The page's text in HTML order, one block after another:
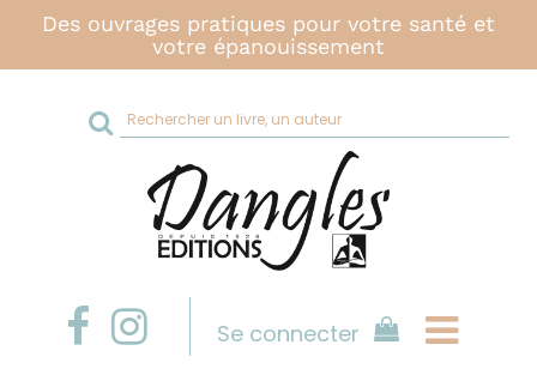
Des ouvrages pratiques pour votre santé et
votre épanouissement
Rechercher
sur
site
Se connecter